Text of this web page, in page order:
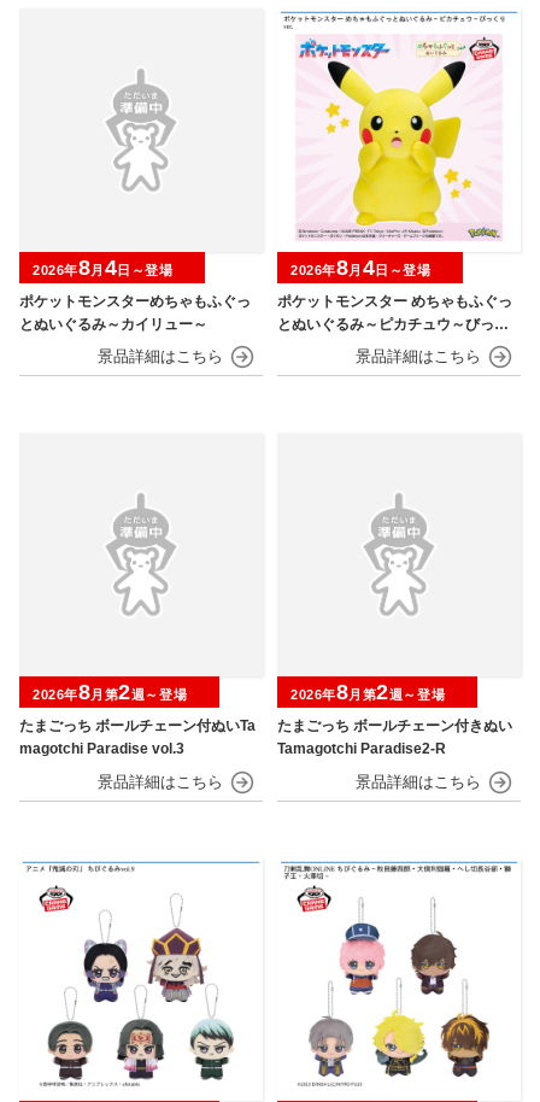
ポケットモンスターめちゃもふぐっ
とぬいぐるみ～カイリュー～
2026年8月 4日～登場
ポケットモンスター めちゃもふぐっ
とぬいぐるみ～ピカチュウ～びっく
2026年8月 4日～登場
たまごっち ボールチェーン付ぬいTa
magotchi Paradise vol.3
2026年8月第2週～登場
たまごっち ボールチェーン付きぬい
Tamagotchi Paradise2-R
2026年8月第2週～登場